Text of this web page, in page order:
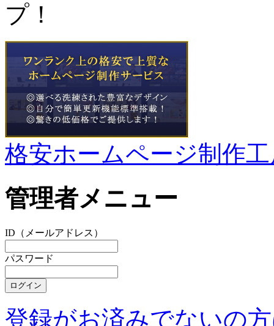
プ！
格安ホームページ制作
管理者メニュー
ID（メールアドレス）
パスワード
登録がお済みでないの